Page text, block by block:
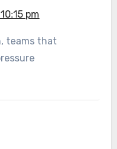
pm
teams that